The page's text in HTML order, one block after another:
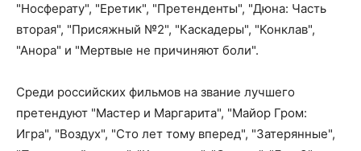
"Носферату", "Еретик", "Претенденты", "Дюна: Часть
вторая", "Присяжный №2", "Каскадеры", "Конклав",
"Анора" и "Мертвые не причиняют боли".
Среди российских фильмов на звание лучшего
претендуют "Мастер и Маргарита", "Майор Гром:
Игра", "Воздух", "Сто лет тому вперед", "Затерянные",